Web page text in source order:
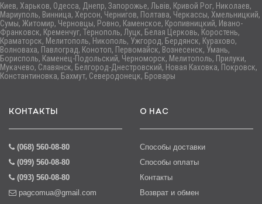
Киев, Харьков, Одесса, Днепр, Запорожье, Львів, Кривой Рог, Николаев,
Мариуполь, Винница, Херсон, Чернигов, Полтава, Черкассы, Хмельницкий,
Сумы, Житомир, Черновцы, Ровно, Каменское, Кропивницкий, Ивано-
Франковск, Кременчуг, Тернополь, Луцк, Белая Церковь, Коростень,
Краматорск, Мелитополь, Никополь, Ужгород, Бердянск, Курахово,
Волноваха, Павлоград, Конотоп, Первомайск, Вознесенск, Умань,
Борисполь, Каменец-Подольский, Черноморск, Мелитополь, Прилуки,
Мукачево, Славянск, Белгород-Днестровский, Новая Каховка, Покровск,
Константиновка, Бахмут, Северодонецк, Бровары
КОНТАКТЫ
(068) 560-08-80
(099) 560-08-80
(093) 560-08-80
pagcomua@gmail.com
О НАС
Способы доставки
Способы оплаты
Контакты
Возврат и обмен